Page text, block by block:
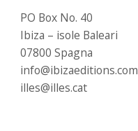
PO Box No. 40
Ibiza – isole Baleari
07800 Spagna
info@ibizaeditions.com
illes@illes.cat